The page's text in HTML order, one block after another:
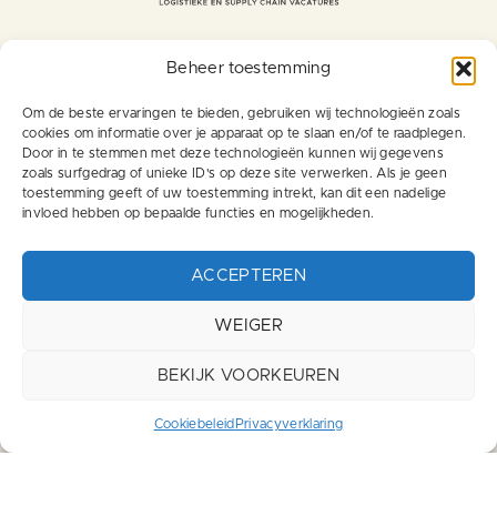
Beheer toestemming
Om de beste ervaringen te bieden, gebruiken wij technologieën zoals
cookies om informatie over je apparaat op te slaan en/of te raadplegen.
Door in te stemmen met deze technologieën kunnen wij gegevens
zoals surfgedrag of unieke ID's op deze site verwerken. Als je geen
toestemming geeft of uw toestemming intrekt, kan dit een nadelige
invloed hebben op bepaalde functies en mogelijkheden.
ACCEPTEREN
WEIGER
BEKIJK VOORKEUREN
Cookiebeleid Privacyverklaring
Menu
Vacatures Logistiek
Over ons
Links
Privacyverklaring